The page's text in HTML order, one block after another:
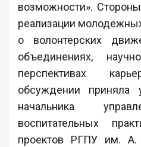
возможности».
реализации
о волонтерских
объединениях,
перспективах
обсуждении приняла
начальника
воспитательных
проектов РГПУ им. А.